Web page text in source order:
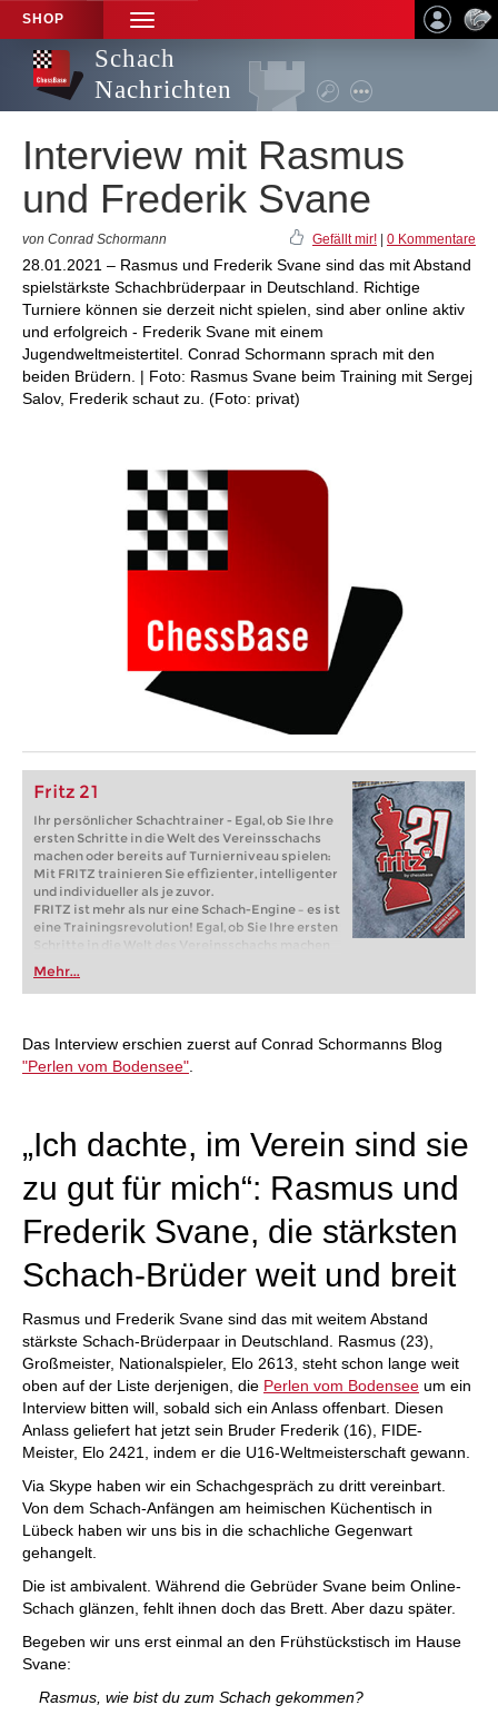
SHOP
TOGGLE
NAVIGATION
Schach
Nachrichten
Interview mit Rasmus
und Frederik Svane
von Conrad Schormann Gefällt mir! 0 Kommentare
28.01.2021 – Rasmus und Frederik Svane sind das mit Abstand
spielstärkste Schachbrüderpaar in Deutschland. Richtige
Turniere können sie derzeit nicht spielen, sind aber online aktiv
und erfolgreich - Frederik Svane mit einem
Jugendweltmeistertitel. Conrad Schormann sprach mit den
beiden Brüdern. | Foto: Rasmus Svane beim Training mit Sergej
Salov, Frederik schaut zu. (Foto: privat)
Fritz 21
Ihr persönlicher Schachtrainer - Egal, ob Sie Ihre
ersten Schritte in die Welt des Vereinsschachs
machen oder bereits auf Turnierniveau spielen:
Mit FRITZ trainieren Sie effizienter, intelligenter
und individueller als je zuvor.
FRITZ ist mehr als nur eine Schach-Engine – es ist
eine Trainingsrevolution! Egal, ob Sie Ihre ersten
Schritte in die Welt des Vereinsschachs machen
oder bereits auf Turnierniveau spielen: Mit
FRITZ trainieren Sie effizienter, intelligenter und
individueller als je zuvor.
Mehr...
Das Interview erschien zuerst auf Conrad Schormanns Blog
"Perlen vom Bodensee"
„Ich dachte, im Verein sind sie
zu gut für mich“: Rasmus und
Frederik Svane, die stärksten
Schach-Brüder weit und breit
Rasmus und Frederik Svane sind das mit weitem Abstand
stärkste Schach-Brüderpaar in Deutschland. Rasmus (23),
Großmeister, Nationalspieler, Elo 2613, steht schon lange weit
oben auf der Liste derjenigen, die Perlen vom Bodensee um ein
Interview bitten will, sobald sich ein Anlass offenbart. Diesen
Anlass geliefert hat jetzt sein Bruder Frederik (16), FIDE-
Meister, Elo 2421, indem er die U16-Weltmeisterschaft gewann.
Via Skype haben wir ein Schachgespräch zu dritt vereinbart.
Von dem Schach-Anfängen am heimischen Küchentisch in
Lübeck haben wir uns bis in die schachliche Gegenwart
gehangelt.
Die ist ambivalent. Während die Gebrüder Svane beim Online-
Schach glänzen, fehlt ihnen doch das Brett. Aber dazu später.
Begeben wir uns erst einmal an den Frühstückstisch im Hause
Svane:
Rasmus, wie bist du zum Schach gekommen?